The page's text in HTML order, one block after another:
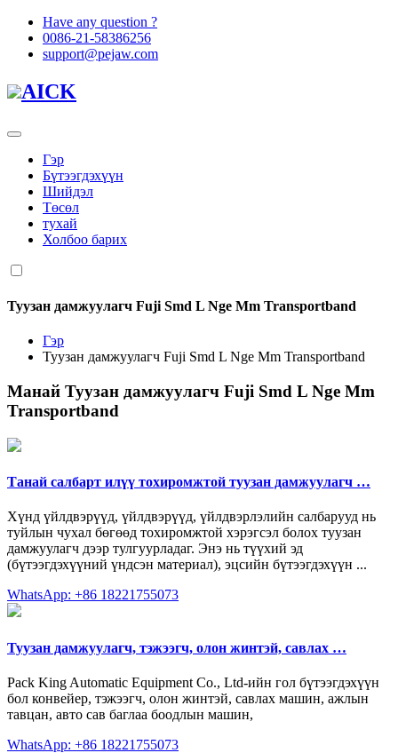
Have any question ?
0086-21-58386256
support@pejaw.com
AICK
Гэр
Бүтээгдэхүүн
Шийдэл
Төсөл
тухай
Холбоо барих
Туузан дамжуулагч Fuji Smd L Nge Mm Transportband
Гэр
Туузан дамжуулагч Fuji Smd L Nge Mm Transportband
Манай Туузан дамжуулагч Fuji Smd L Nge Mm
Transportband
Танай салбарт илүү тохиромжтой туузан дамжуулагч …
Хүнд үйлдвэрүүд, үйлдвэрүүд, үйлдвэрлэлийн салбарууд нь
туйлын чухал бөгөөд тохиромжтой хэрэгсэл болох туузан
дамжуулагч дээр тулгуурладаг. Энэ нь түүхий эд
(бүтээгдэхүүний үндсэн материал), эцсийн бүтээгдэхүүн ...
WhatsApp: +86 18221755073
Туузан дамжуулагч, тэжээгч, олон жинтэй, савлах …
Pack King Automatic Equipment Co., Ltd-ийн гол бүтээгдэхүүн
бол конвейер, тэжээгч, олон жинтэй, савлах машин, ажлын
тавцан, авто сав баглаа боодлын машин,
WhatsApp: +86 18221755073